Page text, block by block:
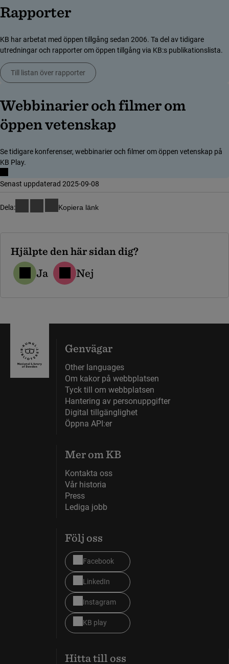
Rapporter
KB har arbetat med öppen tillgång sedan 2006. Ta del av tidigare
utredningar och rapporter om öppen tillgång via KB:s publikationslista.
Till listan över rapporter(länk till annan webbplats)
Webbinarier och filmer om
öppen vetenskap
Se tidigare konferenser, webbinarier och filmer om öppen vetenskap på
KB Play.
Senast uppdaterad 2025-09-08
Dela: Kopiera länk
Hjälpte den här sidan dig?
Ja Nej
Genvägar
Other languages
Om kakor på webbplatsen
Tyck till om webbplatsen
Hantering av personuppgifter
Digital tillgänglighet
Öppna API:er
Mer om KB
Kontakta oss
Vår historia
Press
Lediga jobb
Följ oss
Facebook
LinkedIn
Instagram
KB play
Hitta till oss